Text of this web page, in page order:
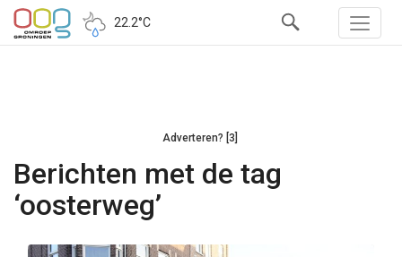
22.2°C
Adverteren? [3]
Berichten met de tag
‘oosterweg’